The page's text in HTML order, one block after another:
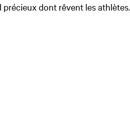
précieux dont rêvent les athlètes.